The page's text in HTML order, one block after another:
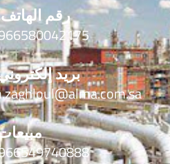
رقم
بريد